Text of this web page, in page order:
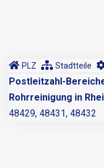
PLZ Stadtteile
Postleitzahl-
Rohrreinigung in
48429, 48431, 48432